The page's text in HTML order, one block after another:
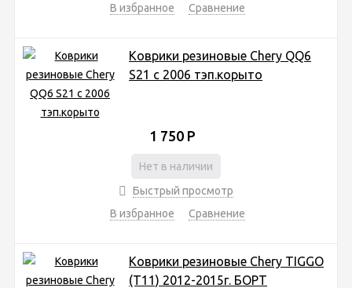
В избранное
Сравнение
Коврики резиновые Chery QQ6
S21 с 2006 тэп.корыто
1 750 Р
Нет в наличии
Быстрый просмотр
В избранное
Сравнение
Коврики резиновые Chery TIGGO
(T11) 2012-2015г. БОРТ